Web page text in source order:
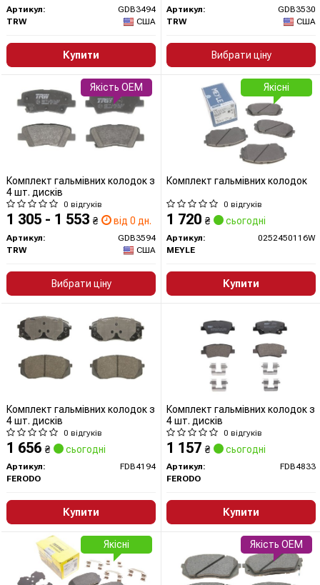
Артикул:
GDB3494
TRW
США
Купити
Артикул:
GDB3530
TRW
США
Вибрати ціну
Комплект гальмівних колодок з
4 шт. дисків
0 відгуків
1 305 - 1 553 ₴ від 0 дн.
Артикул:
GDB3594
TRW
США
Вибрати ціну
Якість OEM
Комплект гальмівних колодок
0 відгуків
1 720 ₴ сьогодні
Артикул:
0252450116W
MEYLE
Купити
Якісні
Комплект гальмівних колодок з
4 шт. дисків
0 відгуків
1 656 ₴ сьогодні
Артикул:
FDB4194
FERODO
Купити
Комплект гальмівних колодок з
4 шт. дисків
0 відгуків
1 157 ₴ сьогодні
Артикул:
FDB4833
FERODO
Купити
Якісні Якість OEM